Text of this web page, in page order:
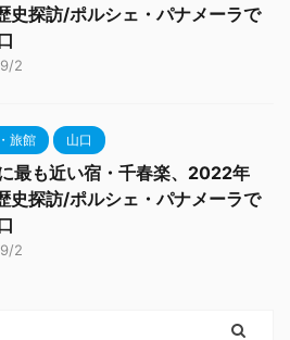
史探訪/ポルシェ・パナメーラで
2
旅館 山口
最も近い宿・千春楽、2022年
史探訪/ポルシェ・パナメーラで
2